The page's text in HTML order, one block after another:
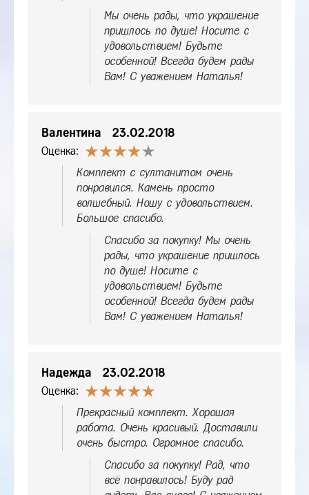
Мы очень рады, что украшение
пришлось по душе! Носите с
удовольствием! Будьте
особенной! Всегда будем рады
Вам! С уважением Наталья!
Валентина 23.02.2018
Оценка:
Комплект с султанитом очень
понравился. Камень просто
волшебный. Ношу с удовольствием.
Большое спасибо.
Спасибо за покупку! Мы очень
рады, что украшение пришлось
по душе! Носите с
удовольствием! Будьте
особенной! Всегда будем рады
Вам! С уважением Наталья!
Надежда 23.02.2018
Оценка:
Прекрасный комплект. Хорошая
работа. Очень красивый. Доставили
очень быстро. Огромное спасибо.
Спасибо за покупку! Рад, что
всё понравилось! Буду рад